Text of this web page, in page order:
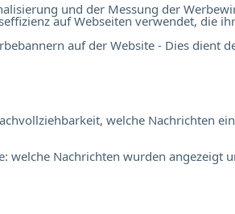
und der Messung der
auf Webseiten verwendet, die
auf der Website - Dies dient
welche Nachrichten
welche Nachrichten wurden